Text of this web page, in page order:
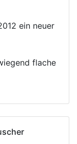
ein neuer
flache